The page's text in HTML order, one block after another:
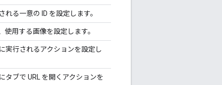
る一意の ID を設定します。
使用する画像を設定します。
実行されるアクションを設定し
タブで URL を開くアクションを